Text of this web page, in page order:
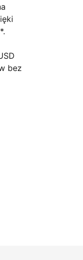
*.
bez